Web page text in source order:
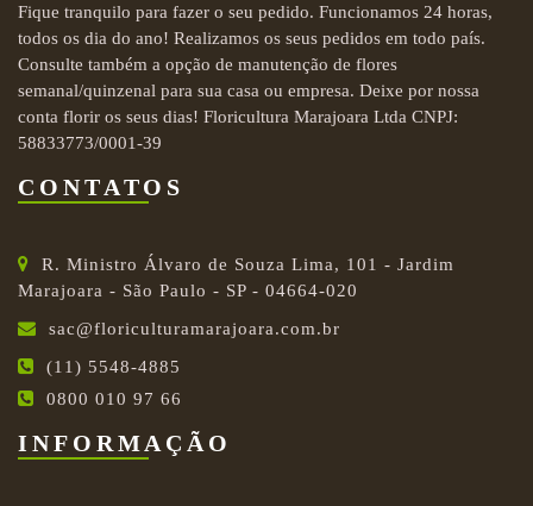
Fique tranquilo para fazer o seu pedido. Funcionamos 24 horas,
todos os dia do ano! Realizamos os seus pedidos em todo país.
Consulte também a opção de manutenção de flores
semanal/quinzenal para sua casa ou empresa. Deixe por nossa
conta florir os seus dias! Floricultura Marajoara Ltda CNPJ:
58833773/0001-39
CONTATOS
R. Ministro Álvaro de Souza Lima, 101 - Jardim
Marajoara - São Paulo - SP - 04664-020
sac@floriculturamarajoara.com.br
(11) 5548-4885
0800 010 97 66
INFORMAÇÃO